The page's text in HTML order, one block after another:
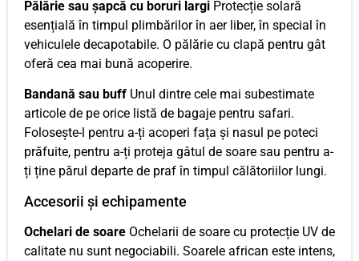
Pălărie sau șapcă cu boruri largi Protecție solară
esențială în timpul plimbărilor în aer liber, în special în
vehiculele decapotabile. O pălărie cu clapă pentru gât
oferă cea mai bună acoperire.
Bandană sau buff Unul dintre cele mai subestimate
articole de pe orice listă de bagaje pentru safari.
Folosește-l pentru a-ți acoperi fața și nasul pe poteci
prăfuite, pentru a-ți proteja gâtul de soare sau pentru a-
ți ține părul departe de praf în timpul călătoriilor lungi.
Accesorii și echipamente
Ochelari de soare Ochelarii de soare cu protecție UV de
calitate nu sunt negociabili. Soarele african este intens,